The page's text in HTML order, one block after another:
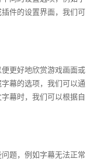
件的设置界面，我们可
更好地欣赏游戏画面或
幕的选项，我们可以通
幕时，我们可以根据自
题，例如字幕无法正常